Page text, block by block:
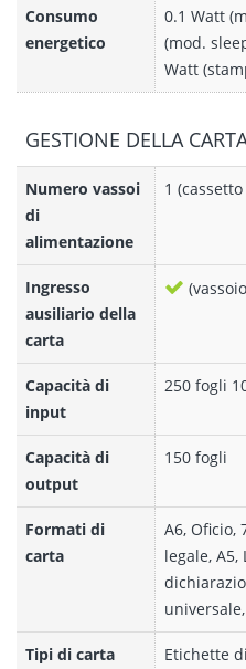
Consumo
energetico
0.1 Watt
(mod.
Watt
GESTIONE DELLA
Numero vassoi
di
alimentazione
1
Ingresso
ausiliario della
carta
Capacità di
input
250 fogli
Capacità di
output
150 fogli
Formati di
carta
A6, Oficio,
legale, A5,
Tipi di carta
Etichette